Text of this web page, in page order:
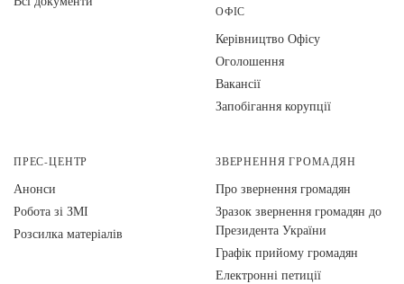
ОФІС
Керівництво Офісу
Оголошення
Вакансії
Запобігання корупції
ПРЕС-ЦЕНТР
Анонси
Робота зі ЗМІ
Розсилка матеріалів
ЗВЕРНЕННЯ ГРОМАДЯН
Про звернення громадян
Зразок звернення громадян до
Президента України
Графік прийому громадян
Електронні петиції